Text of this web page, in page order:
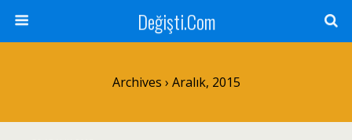
Değişti.Com
Archives › Aralık, 2015